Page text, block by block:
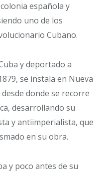
española y
uno de los
Cubano.
y deportado a
se instala en Nueva
donde se recorre
desarrollando su
y antiimperialista, que
en su obra.
y poco antes de su